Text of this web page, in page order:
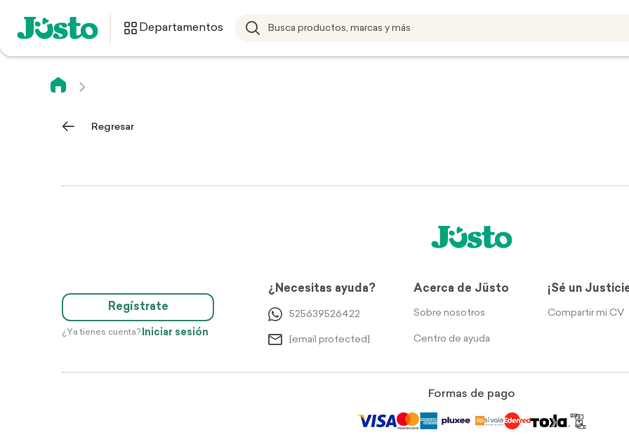
Departamentos
Regresar
Regístrate
¿Ya tienes cuenta? Iniciar sesión
¿Necesitas ayuda?
525639526422
[email protected]
Acerca de Jüsto
Sobre nosotros
Centro de ayuda
¡Sé un
Compartir mi CV
Formas de pago